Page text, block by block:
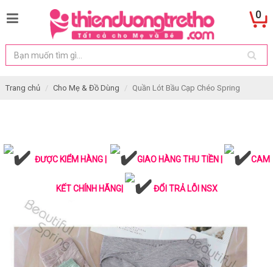
0
Trang chủ Cho Mẹ & Đồ Dùng Quần Lót Bầu Cạp Chéo Spring
ĐƯỢC KIỂM HÀNG | GIAO HÀNG THU TIỀN | CAM
KẾT CHÍNH HÃNG| ĐỔI TRẢ LỖI NSX